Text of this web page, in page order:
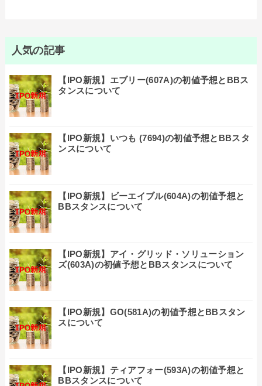
人気の記事
【IPO新規】エブリー(607A)の初値予想とBBス
タンスについて
【IPO新規】いつも (7694)の初値予想とBBスタ
ンスについて
【IPO新規】ビーエイブル(604A)の初値予想と
BBスタンスについて
【IPO新規】アイ・グリッド・ソリューション
ズ(603A)の初値予想とBBスタンスについて
【IPO新規】GO(581A)の初値予想とBBスタン
スについて
【IPO新規】ティアフォー(593A)の初値予想と
BBスタンスについて